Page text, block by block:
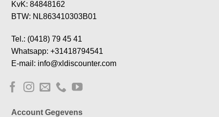
KvK: 84848162
BTW: NL863410303B01
Tel.: (0418) 79 45 41
Whatsapp: +31418794541
E-mail: info@xldiscounter.com
Account Gegevens